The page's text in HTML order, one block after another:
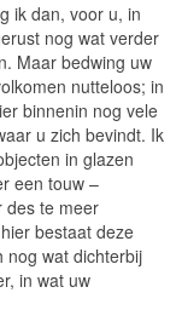
ik dan, voor u, in
nog wat verder
Maar bedwing uw
nutteloos; in
binnenin nog vele
u zich bevindt. Ik
in glazen
een touw –
des te meer
bestaat deze
nog wat dichterbij
in wat uw